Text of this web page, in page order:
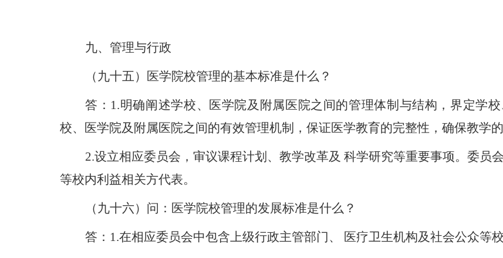
九、 管理与行政
（九十五）医学院校管理的基本标准是什么？
答： 1.明确阐述学校、医学院及附属医院之间的管理体制与结构，界定学
校、医学院及附属医院之间的有效管理机制，保证医学教育的完整性，确保教学
2.设立相应委员会，审议课程计划、教学改革及 科学研究等重要事项。委员
等校内利益相关方代表。
（九十六）问：医学院校管理的发展标准是什么？
答： 1.在相应委员会中包含上级行政主管部门、 医疗卫生机构及社会公众等